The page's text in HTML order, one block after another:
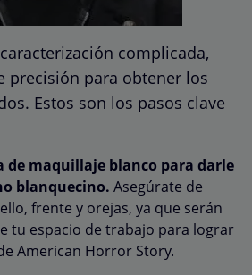
complicada,
precisión para obtener los
Estos son los pasos clave
de maquillaje blanco para darle
blanquecino. Asegúrate de
frente y orejas, ya que serán
tu espacio de trabajo para lograr
American Horror Story.